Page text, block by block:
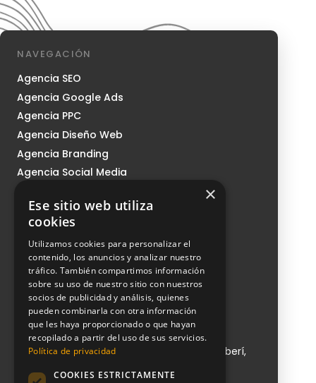
NAVEGACIÓN
Agencia SEO
Agencia Google Ads
Agencia PPC
Agencia Diseño Web
Agencia Branding
Agencia Social Media
Nosotros
Sistema CMI
Podcast
Blog
Contacto
NeoAttack
Calle de Sta Engracia, 151, 1, puerta 1, Chamberí,
×
Ese sitio web utiliza
cookies
Utilizamos cookies para personalizar el
contenido, los anuncios y analizar nuestro
tráfico. También compartimos información
sobre su uso de nuestro sitio con nuestros
socios de publicidad y análisis, quienes
pueden combinarla con otra información
que les haya proporcionado o que hayan
recopilado a partir del uso de sus servicios.
Política de privacidad
COOKIES ESTRICTAMENTE